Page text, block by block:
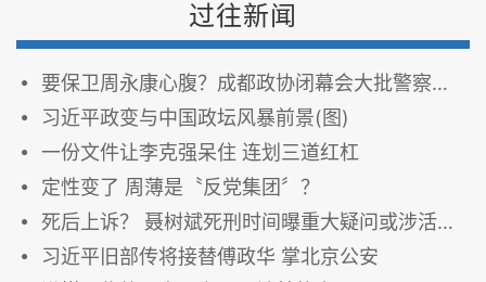
过往新闻
要保卫周永康心腹？成都政协闭幕会大批警察进场抓人(图)
习近平政变与中国政坛风暴前景(图)
一份文件让李克强呆住 连划三道红杠
定性变了 周薄是〝反党集团〞？
死后上诉？ 聂树斌死刑时间曝重大疑问或涉活摘器官
习近平旧部传将接替傅政华 掌北京公安